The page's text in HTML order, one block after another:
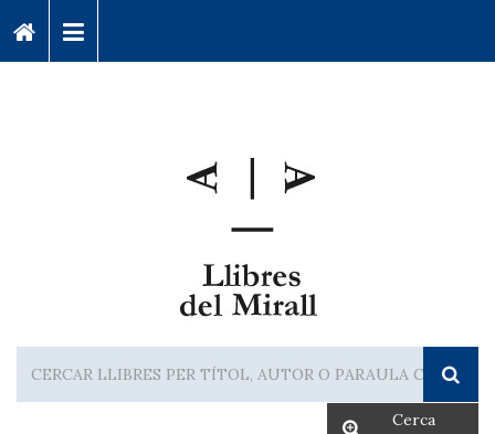
Cerca